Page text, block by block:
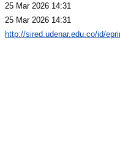
25 Mar 2026 14:31
25 Mar 2026 14:31
http://sired.udenar.edu.co/id/